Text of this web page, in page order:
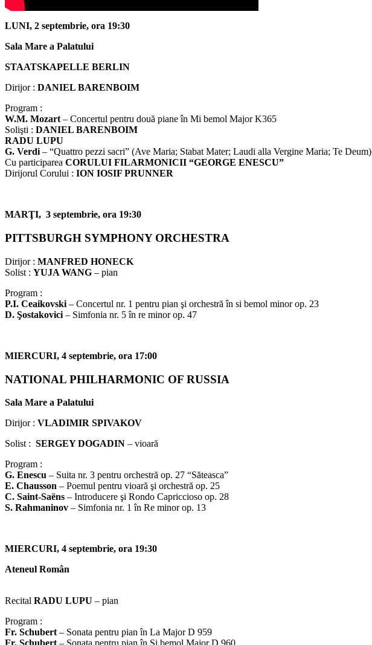
LUNI, 2 septembrie, ora 19:30
Sala Mare a Palatului
STAATSKAPELLE BERLIN
Dirijor : DANIEL BARENBOIM
Program :
W.M. Mozart– Concertul pentru două piane în Mi bemol Major K365
Solişti : DANIEL BARENBOIM
RADU LUPU
G. Verdi– “Quattro pezzi sacri” (Ave Maria; Stabat Mater; Laudi alla Vergine Maria; Te Deum)
Cu participarea CORULUI FILARMONICII “GEORGE ENESCU”
Dirijorul Corului : ION IOSIF PRUNNER
MARŢI, 3 septembrie, ora 19:30
PITTSBURGH SYMPHONY ORCHESTRA
Dirijor : MANFRED HONECK
Solist : YUJA WANG – pian
Program :
P.I. Ceaikovski – Concertul nr. 1 pentru pian şi orchestră în si bemol minor op. 23
D. Şostakovici – Simfonia nr. 5 în re minor op. 47
MIERCURI, 4 septembrie, ora 17:00
NATIONAL PHILHARMONIC OF RUSSIA
Sala Mare a Palatului
Dirijor : VLADIMIR SPIVAKOV
Solist : SERGEY DOGADIN – vioară
Program :
G. Enescu – Suita nr. 3 pentru orchestră op. 27 “Săteasca”
E. Chausson – Poemul pentru vioară şi orchestră op. 25
C. Saint-Saëns – Introducere şi Rondo Capriccioso op. 28
S. Rahmaninov – Simfonia nr. 1 în Re minor op. 13
MIERCURI, 4 septembrie, ora 19:30
Ateneul Român
Recital RADU LUPU – pian
Program :
Fr. Schubert – Sonata pentru pian în La Major D 959